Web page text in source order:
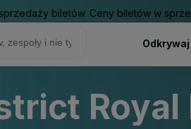
biletów. Ceny biletów w
Odkrywaj